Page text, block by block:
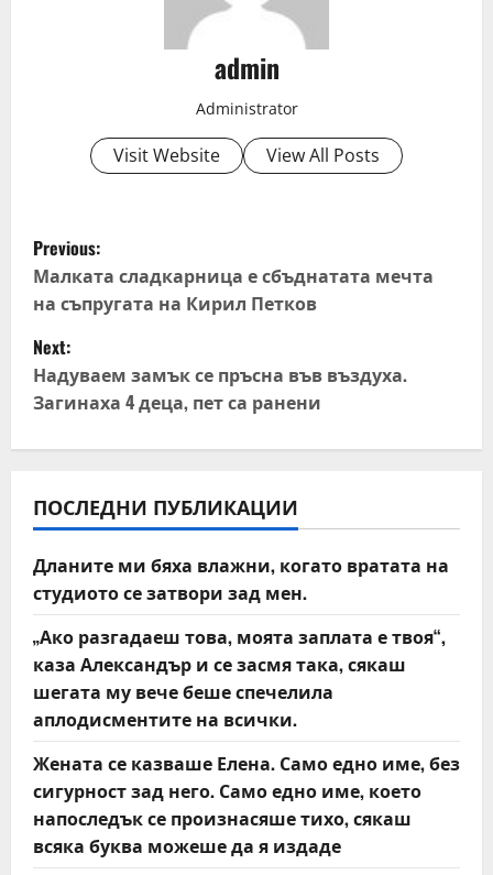
admin
Administrator
Visit Website View All Posts
P
o
s
t
n
v
i
g
a
t
i
o
n
Previous:
Малката сладкарница е сбъднатата мечта
на съпругата на Кирил Петков
Next:
Надуваем замък се пръсна във въздуха.
Загинаха 4 деца, пет са ранени
ПОСЛЕДНИ ПУБЛИКАЦИИ
Дланите ми бяха влажни, когато вратата на
студиото се затвори зад мен.
„Ако разгадаеш това, моята заплата е твоя“,
каза Александър и се засмя така, сякаш
шегата му вече беше спечелила
аплодисментите на всички.
Жената се казваше Елена. Само едно име, без
сигурност зад него. Само едно име, което
напоследък се произнасяше тихо, сякаш
всяка буква можеше да я издаде